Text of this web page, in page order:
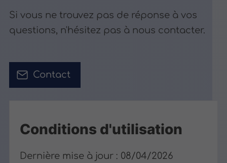
Si vous ne trouvez pas de réponse à vos
questions, n'hésitez pas à nous contacter.
Contact
Conditions d'utilisation
Dernière mise à jour : 08/04/2026